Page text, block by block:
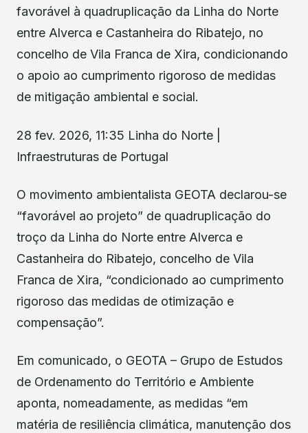
favorável à quadruplicação da Linha do Norte
entre Alverca e Castanheira do Ribatejo, no
concelho de Vila Franca de Xira, condicionando
o apoio ao cumprimento rigoroso de medidas
de mitigação ambiental e social.
28 fev. 2026, 11:35 Linha do Norte |
Infraestruturas de Portugal
O movimento ambientalista GEOTA declarou-se
“favorável ao projeto” de quadruplicação do
troço da Linha do Norte entre Alverca e
Castanheira do Ribatejo, concelho de Vila
Franca de Xira, “condicionado ao cumprimento
rigoroso das medidas de otimização e
compensação”.
Em comunicado, o GEOTA – Grupo de Estudos
de Ordenamento do Território e Ambiente
aponta, nomeadamente, as medidas “em
matéria de resiliência climática, manutenção dos